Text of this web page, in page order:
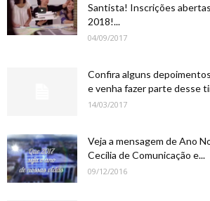
Santista! Inscrições
2018!...
04/09/2017
Confira alguns
e venha fazer parte desse
14/03/2017
Veja a mensagem de Ano
Cecília de Comunicação e...
09/12/2016